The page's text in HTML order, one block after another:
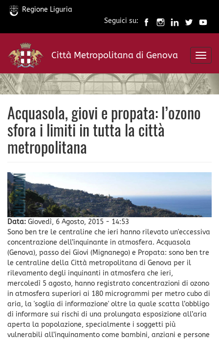
Salta
contenuto
principale
Regione Liguria
Seguici su:
Città Metropolitana di Genova
Acquasola, giovi e propata: l’ozono
sfora i limiti in tutta la città
metropolitana
Data: Giovedì, 6 Agosto, 2015 - 14:53
Sono ben tre le centraline che ieri hanno rilevato un'eccessiva
concentrazione dell’inquinante in atmosfera. Acquasola
(Genova), passo dei Giovi (Mignanego) e Propata: sono ben tre
le centraline della Città metropolitana di Genova per il
rilevamento degli inquinanti in atmosfera che ieri,
mercoledì 5 agosto, hanno registrato concentrazioni di ozono
in atmosfera superiori ai 180 microgrammi per metro cubo di
aria, la 'soglia di informazione' oltre la quale scatta l’obbligo
di informare sui rischi di una prolungata esposizione all’aria
aperta la popolazione, specialmente i soggetti più
vulnerabili all’inquinamento come bambini, anziani e persone